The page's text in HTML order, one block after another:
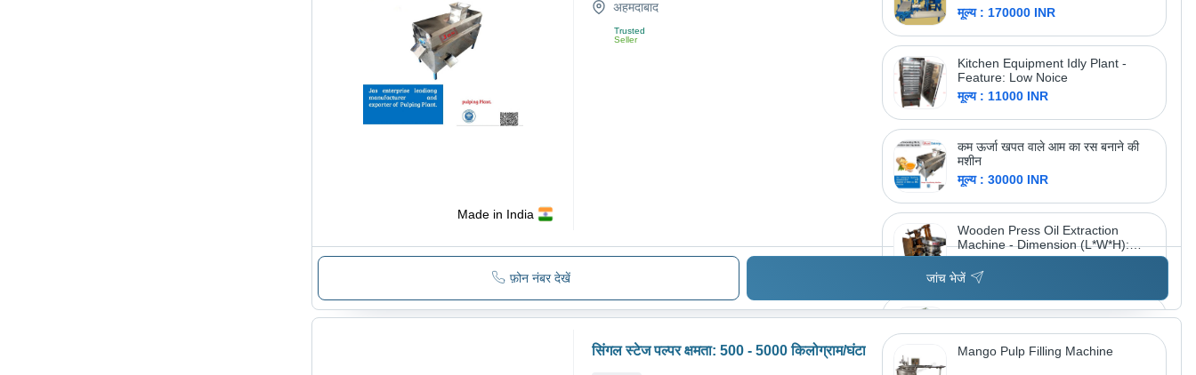
Made in India
अहमदाबाद
Trusted
Seller
मूल्य : 170000 INR
Kitchen Equipment Idly Plant -
Feature: Low Noice
मूल्य : 11000 INR
कम ऊर्जा खपत वाले आम का रस बनाने की
मशीन
मूल्य : 30000 INR
Wooden Press Oil Extraction
Machine - Dimension (L*W*H):
48X30X43 Inch (In)
Vegetable Dehydration Plants -
मूल्य : 390000.0 INR
फ़ोन नंबर देखें जांच भेजें
सिंगल स्टेज पल्पर क्षमता: 500 - 5000 किलोग्राम/घंटा Mango Pulp Filling Machine